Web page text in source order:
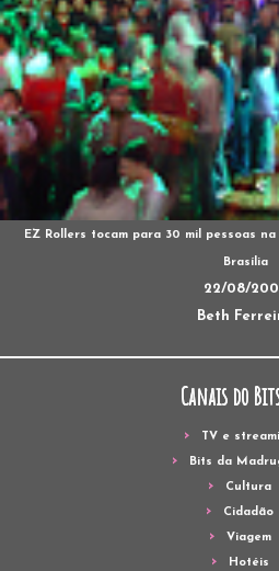
EZ Rollers tocam para 30 mil pessoas
Brasília
22/08/
Beth
Canais do
TV e
Bits da
Cultura
Cidadão
Viagem
Hotéis